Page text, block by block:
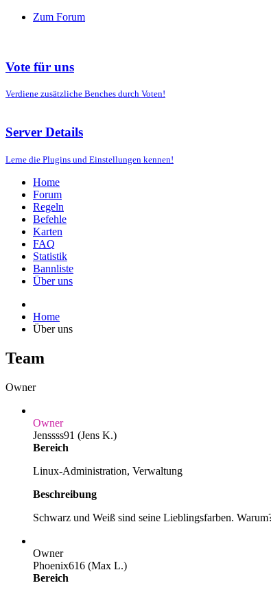
Zum Forum
Vote für uns
Verdiene zusätzliche Benches durch Voten!
Server Details
Lerne die Plugins und Einstellungen kennen!
Home
Forum
Regeln
Befehle
Karten
FAQ
Statistik
Bannliste
Über uns
Home
Über uns
Team
Owner
Owner
Jenssss91 (Jens K.)
Bereich
Linux-Administration, Verwaltung
Beschreibung
Schwarz und Weiß sind seine Lieblingsfarben.
Owner
Phoenix616 (Max L.)
Bereich